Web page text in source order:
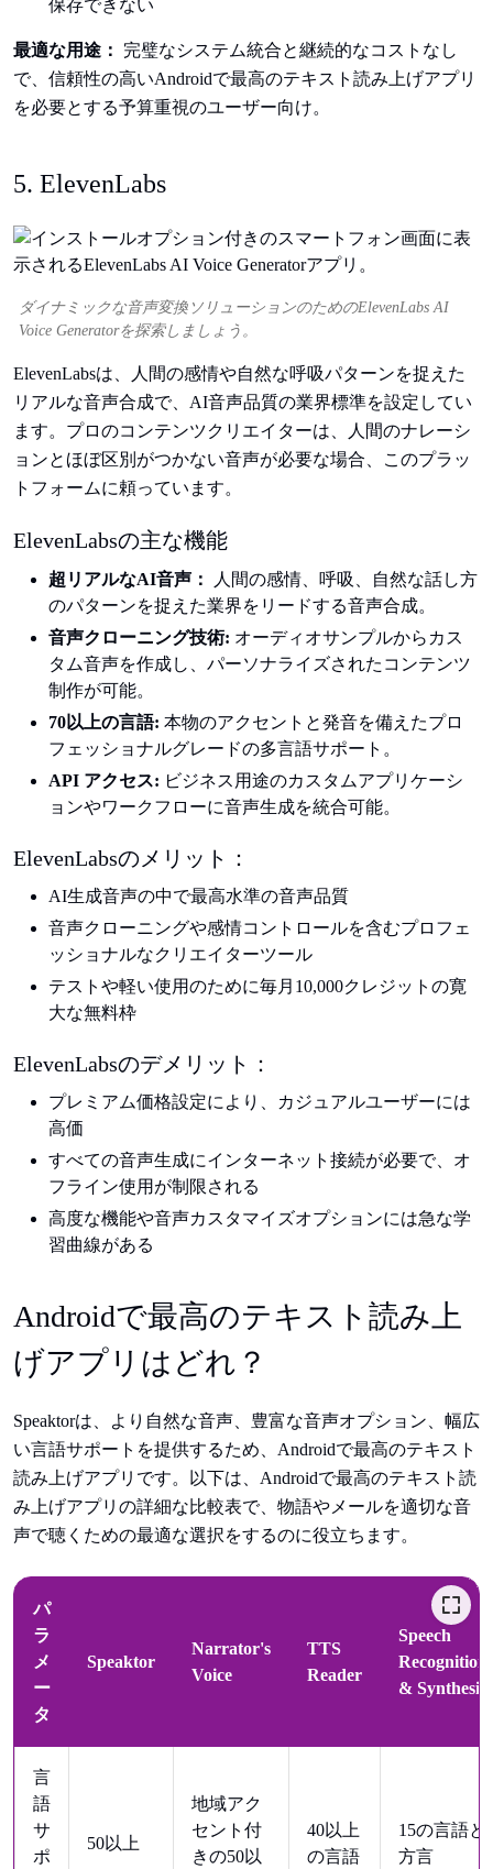
保存できない
最適な用途：
完璧なシステム統合と継続的なコストなし
で、信頼性の高いAndroidで最高のテキスト読み上げアプリ
を必要とする予算重視のユーザー向け。
5. ElevenLabs
ダイナミックな音声変換ソリューションのためのElevenLabs AI
Voice Generatorを探索しましょう。
ElevenLabsは、人間の感情や自然な呼吸パターンを捉えた
リアルな音声合成で、AI音声品質の業界標準を設定してい
ます。プロのコンテンツクリエイターは、人間のナレーシ
ョンとほぼ区別がつかない音声が必要な場合、このプラッ
トフォームに頼っています。
ElevenLabsの主な機能
超リアルなAI音声：
人間の感情、呼吸、自然な話し方
のパターンを捉えた業界をリードする音声合成。
音声クローニング技術: オーディオサンプルからカス
タム音声を作成し、パーソナライズされたコンテンツ
制作が可能。
70以上の言語: 本物のアクセントと発音を備えたプロ
フェッショナルグレードの多言語サポート。
API アクセス: ビジネス用途のカスタムアプリケーシ
ョンやワークフローに音声生成を統合可能。
ElevenLabsのメリット：
AI生成音声の中で最高水準の音声品質
音声クローニングや感情コントロールを含むプロフェ
ッショナルなクリエイターツール
テストや軽い使用のために毎月10,000クレジットの寛
大な無料枠
ElevenLabsのデメリット：
プレミアム価格設定により、カジュアルユーザーには
高価
すべての音声生成にインターネット接続が必要で、オ
フライン使用が制限される
高度な機能や音声カスタマイズオプションには急な学
習曲線がある
Androidで最高のテキスト読み上
げアプリはどれ？
Speaktorは、より自然な音声、豊富な音声オプション、幅広
い言語サポートを提供するため、Androidで最高のテキスト
読み上げアプリです。以下は、Androidで最高のテキスト読
み上げアプリの詳細な比較表で、物語やメールを適切な音
声で聴くための最適な選択をするのに役立ちます。
パ
ラ
メ
ー
タ
Speaktor
Narrator's
Voice
TTS
Reader
Speech
Recognition
& Synthesis
言
語
サ
ポ
50以上
地域アク
セント付
きの50以
40以上
の言語
15の言語と
方言